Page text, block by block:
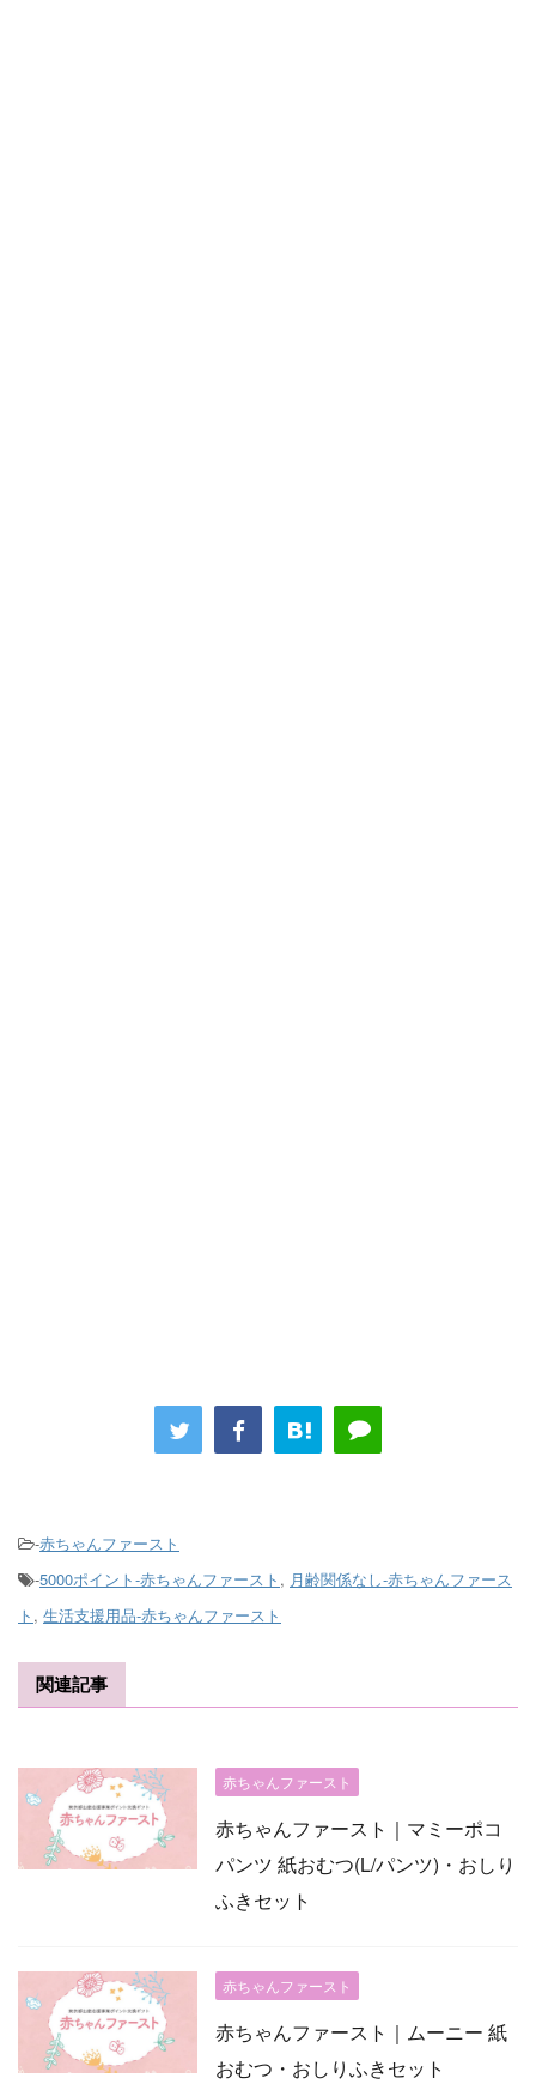
-赤ちゃんファースト
-5000ポイント-赤ちゃんファースト , 月齢関係なし-赤ちゃんファース
ト , 生活支援用品-赤ちゃんファースト
関連記事
赤ちゃんファースト
赤ちゃんファースト｜マミーポコ
パンツ 紙おむつ(L/パンツ)・おしり
ふきセット
赤ちゃんファースト
赤ちゃんファースト｜ムーニー 紙
おむつ・おしりふきセット